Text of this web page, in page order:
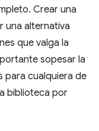
Crear una
una alternativa
que valga la
sopesar la
para cualquiera de
biblioteca por